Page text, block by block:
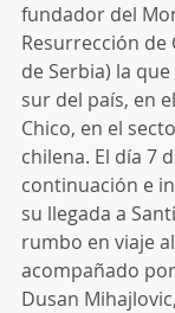
fundador del
Resurrección
de Serbia) la
sur del país, en
Chico, en el
chilena. El día 7
continuación e
su llegada a
rumbo en viaje
acompañado
Dusan